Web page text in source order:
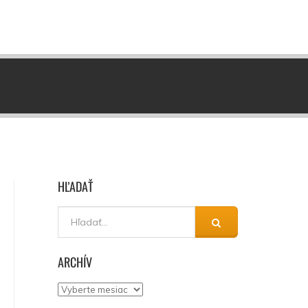
HĽADAŤ
ARCHÍV
Archív